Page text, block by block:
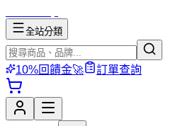
全站分類
10%回饋金🚀 訂單查詢